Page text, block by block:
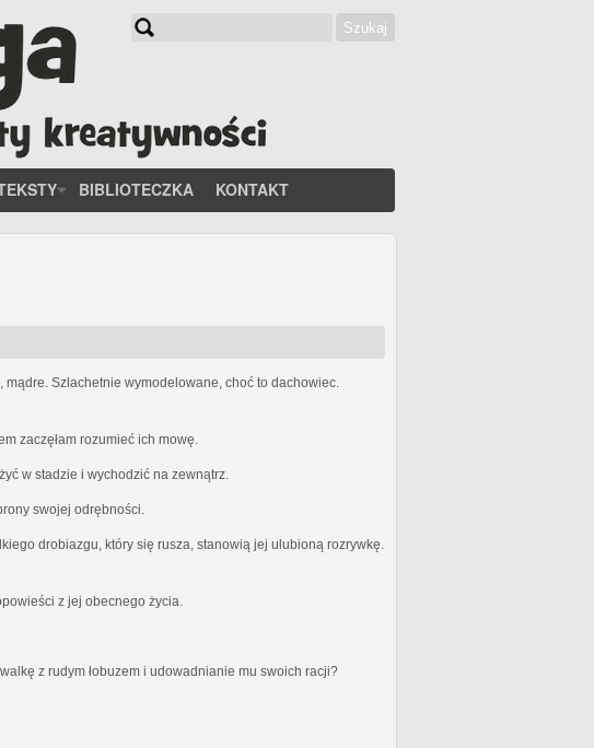
Szukaj
BIBLIOTECZKA KONTAKT
Szlachetnie wymodelowane, choć to dachowiec.
zaczęłam rozumieć ich mowę.
w stadzie i wychodzić na zewnątrz.
swojej odrębności.
drobiazgu, który się rusza, stanowią jej ulubioną rozrywkę.
z jej obecnego życia.
z rudym łobuzem i udowadnianie mu swoich racji?